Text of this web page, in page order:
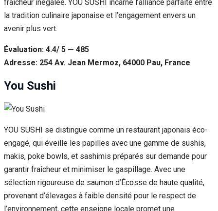
fraîcheur inégalée. YOU SUSHI incarne l’alliance parfaite entre
la tradition culinaire japonaise et l’engagement envers un
avenir plus vert.
Évaluation: 4.4/ 5 — 485
Adresse: 254 Av. Jean Mermoz, 64000 Pau, France
You Sushi
YOU SUSHI se distingue comme un restaurant japonais éco-
engagé, qui éveille les papilles avec une gamme de sushis,
makis, poke bowls, et sashimis préparés sur demande pour
garantir fraîcheur et minimiser le gaspillage. Avec une
sélection rigoureuse de saumon d’Écosse de haute qualité,
provenant d’élevages à faible densité pour le respect de
l’environnement, cette enseigne locale promet une